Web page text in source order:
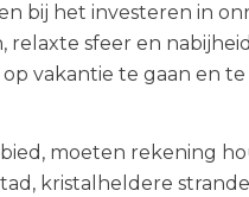
bij het investeren in
sfeer en
vakantie te gaan en te
moeten rekening
kristalheldere